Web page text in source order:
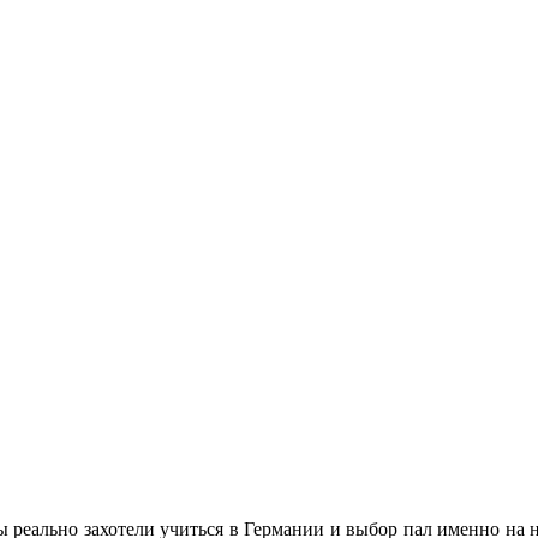
реально захотели учиться в Германии и выбор пал именно